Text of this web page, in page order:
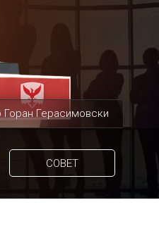
Горан Герасимовски
СОВЕТ